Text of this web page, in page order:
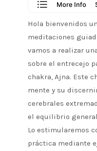
Hola bienvenidos
meditaciones
vamos a realizar
sobre el entrecejo
chakra, Ajna. Este
mente y su
cerebrales
el equilibrio
Lo estimularemos
práctica mediante